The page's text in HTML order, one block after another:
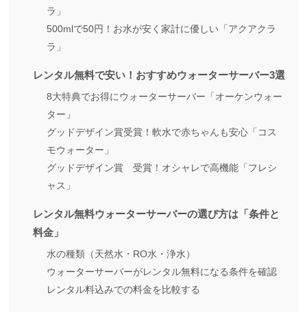
ラ」
500mlで50円！お水が安く家計に優しい「アクアクラ
ラ」
レンタル無料で安い！おすすめウォーターサーバー3選
8大特典でお得にウォーターサーバー「オーケンウォー
ター」
グッドデザイン賞受賞！軟水で赤ちゃんも安心「コス
モウォーター」
グッドデザイン賞 受賞！オシャレで高機能「フレシ
ャス」
レンタル無料ウォーターサーバーの選び方は「条件と
料金」
水の種類（天然水・RO水・浄水）
ウォーターサーバーがレンタル無料になる条件を確認
レンタル料込みでの料金を比較する